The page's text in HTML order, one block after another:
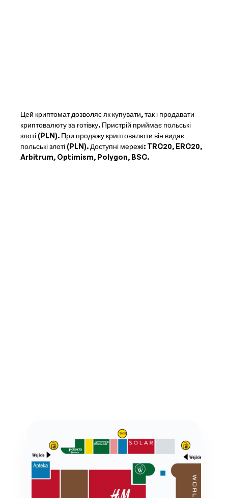
Цей криптомат дозволяє як купувати, так і продавати
криптовалюту за готівку. Пристрій приймає польські
злоті (PLN). При продажу криптовалюти він видає
польські злоті (PLN). Доступні мережі: TRC20, ERC20,
Arbitrum, Optimism, Polygon, BSC.